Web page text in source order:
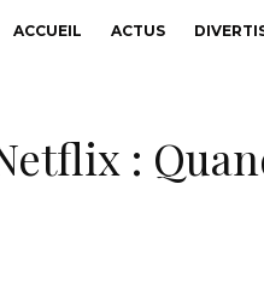
ACCUEIL ACTUS
: